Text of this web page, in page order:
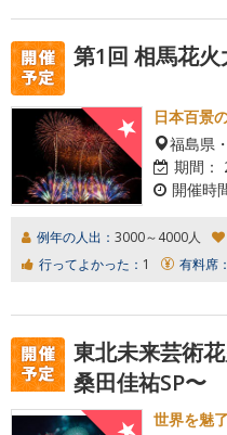
第1回 相馬花火
日本百景
福島県
期間：
開催時
例年の人出： 3000～4000人
行ってよかった： 1 有料席：
東北未来芸術
桑田佳祐SP〜
世界を魅